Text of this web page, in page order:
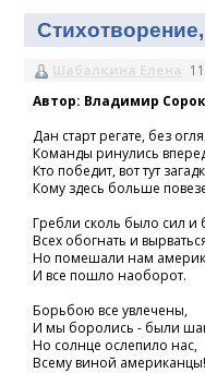
Шабалкина Елена
Автор: Владимир
Дан старт регате, без
Команды ринулись
Кто победит, вот тут
Кому здесь больше
Гребли сколь было сил
Всех обогнать и
Но помешали нам
И все пошло наоборот.
Борьбою все увлечены,
И мы боролись - были
Но солнце ослепило нас,
Всему виной американцы!